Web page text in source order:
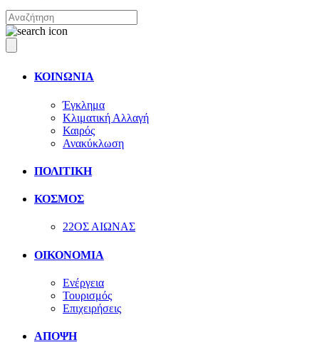
ΚΟΙΝΩΝΙΑ
Έγκλημα
Κλιματική Αλλαγή
Καιρός
Ανακύκλωση
ΠΟΛΙΤΙΚΗ
ΚΟΣΜΟΣ
22ΟΣ ΑΙΩΝΑΣ
ΟΙΚΟΝΟΜΙΑ
Ενέργεια
Τουρισμός
Επιχειρήσεις
ΑΠΟΨΗ